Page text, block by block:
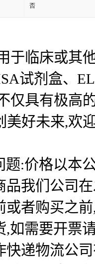
否
于临床或其
试剂盒、
仅具有极高
美好未来,欢
:价格以本
品我们公司
或者购买之
,如需要开票
快递物流公